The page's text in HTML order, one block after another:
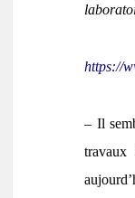
https://
– Il
travaux